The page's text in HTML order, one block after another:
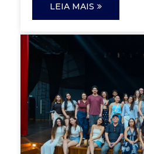
LEIA MAIS